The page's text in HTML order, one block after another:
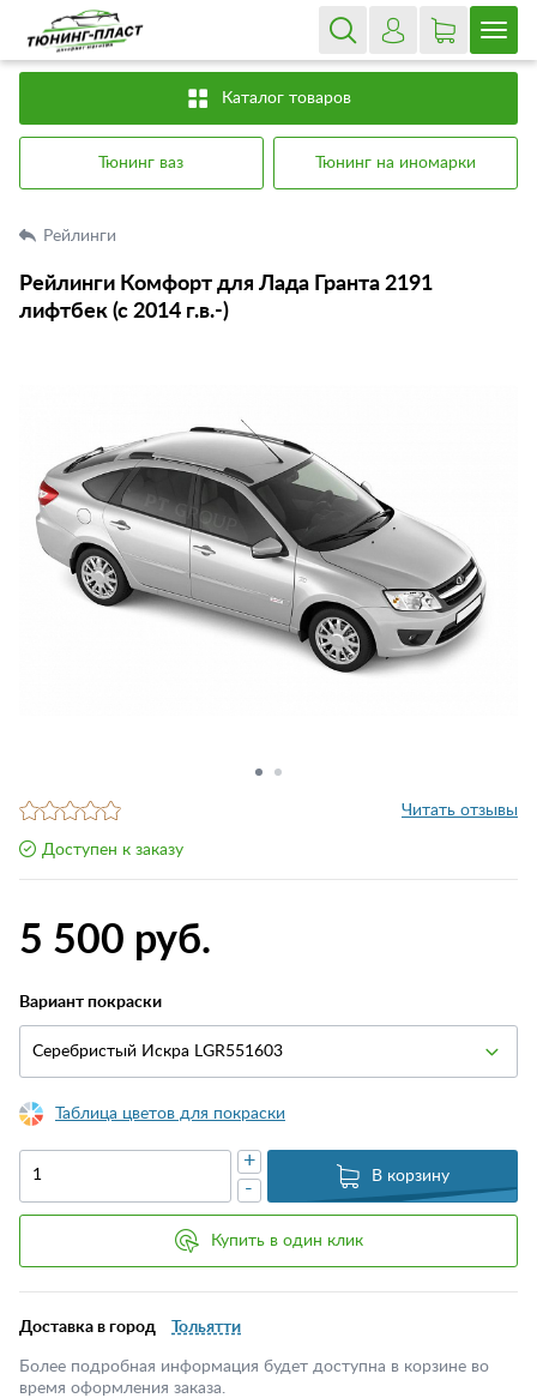
Каталог товаров
Тюнинг ваз Тюнинг на иномарки
Рейлинги
Рейлинги Комфорт для Лада Гранта 2191
лифтбек (с 2014 г.в.-)
Читать отзывы
Доступен к заказу
5 500 руб.
Вариант покраски
Серебристый Искра LGR551603
Таблица цветов для покраски
-
+
В корзину
Купить в один клик
Доставка в город Тольятти
Более подробная информация будет доступна в корзине во
время оформления заказа.